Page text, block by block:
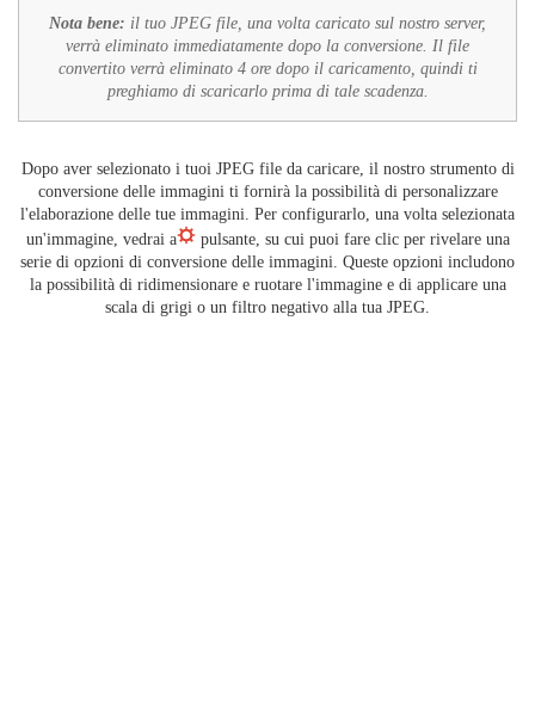
Nota bene: il tuo JPEG file, una volta caricato sul nostro server,
verrà eliminato immediatamente dopo la conversione. Il file
convertito verrà eliminato 4 ore dopo il caricamento, quindi ti
preghiamo di scaricarlo prima di tale scadenza.
Dopo aver selezionato i tuoi JPEG file da caricare, il nostro strumento di
conversione delle immagini ti fornirà la possibilità di personalizzare
l'elaborazione delle tue immagini. Per configurarlo, una volta selezionata
un'immagine, vedrai a
pulsante, su cui puoi fare clic per rivelare una
serie di opzioni di conversione delle immagini. Queste opzioni includono
la possibilità di ridimensionare e ruotare l'immagine e di applicare una
scala di grigi o un filtro negativo alla tua JPEG.